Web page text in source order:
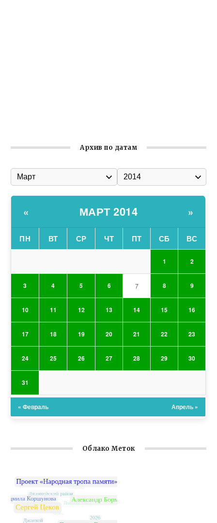
Архив по датам
« МАРТ 2014 »
ПН ВТ СР ЧТ ПТ СБ ВС
1 2
3 4 5 6 7 8 9
10 11 12 13 14 15 16
17 18 19 20 21 22 23
24 25 26 27 28 29 30
31
« Февраль Апрель »
Облако Меток